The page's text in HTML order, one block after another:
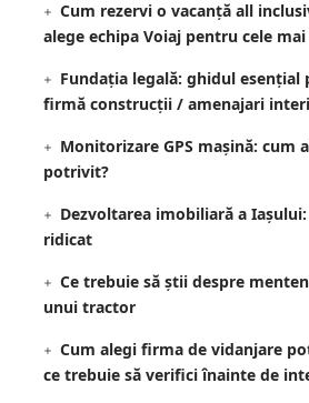
Cum rezervi o vacanță all
alege echipa Voiaj pentru cele
Fundația legală: ghidul
firmă construcții / amenajari
Monitorizare GPS mașină: cum
potrivit?
Dezvoltarea imobiliară a
ridicat
Ce trebuie să știi despre
unui tractor
Cum alegi firma de vidanjare
ce trebuie să verifici înainte de